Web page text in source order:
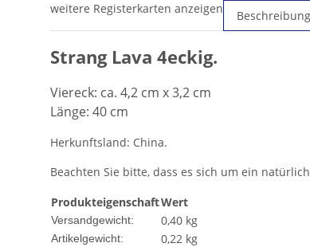
weitere Registerkarten anzeigen Beschreibung
Strang Lava 4eckig.
Viereck: ca. 4,2 cm x 3,2 cm
Länge: 40 cm
Herkunftsland: China.
Beachten Sie bitte, dass es sich um ein
ProdukteigenschaftWert
Versandgewicht: 0,40 kg
Artikelgewicht: 0,22 kg